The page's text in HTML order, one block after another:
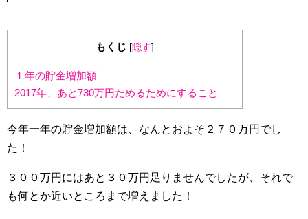
もくじ [隠す]
１年の貯金増加額
2017年、あと730万円ためるためにすること
今年一年の貯金増加額は、なんとおよそ２７０万円でし
た！
３００万円にはあと３０万円足りませんでしたが、それで
も何とか近いところまで増えました！